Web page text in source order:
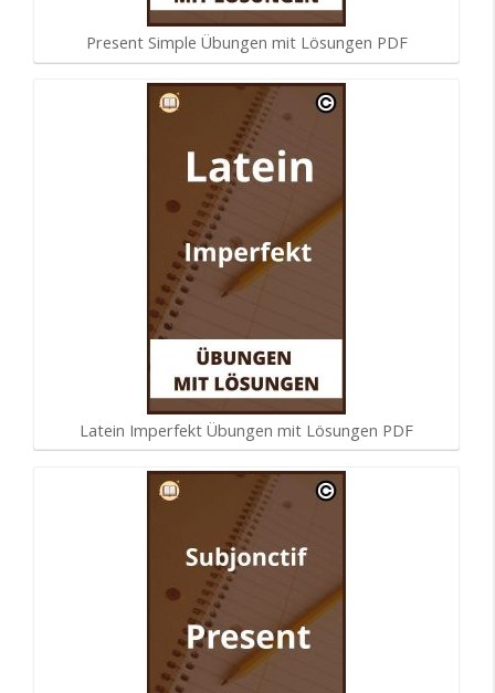
Present Simple Übungen mit Lösungen PDF
Latein Imperfekt Übungen mit Lösungen PDF